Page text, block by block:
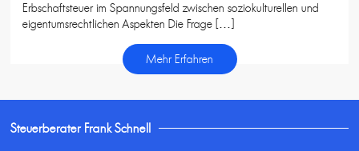
Erbschaftsteuer im Spannungsfeld zwischen soziokulturellen und
eigentumsrechtlichen Aspekten Die Frage […]
Mehr Erfahren
Steuerberater Frank Schnell